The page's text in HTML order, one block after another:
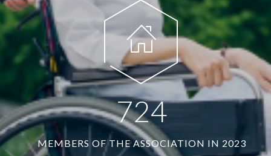
724
MEMBERS OF THE ASSOCIATION IN 2023